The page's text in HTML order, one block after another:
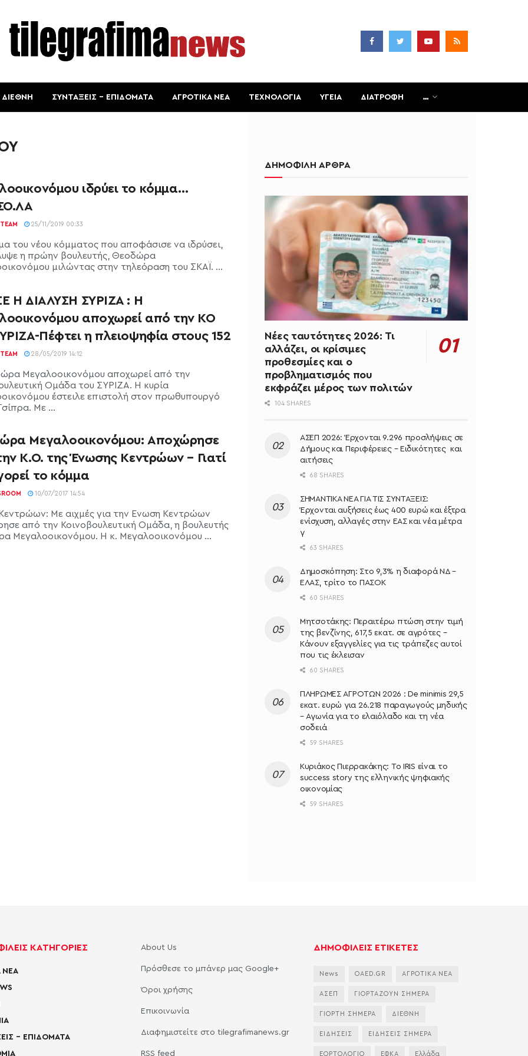
ΔΙΕΘΝΗ ΣΥΝΤΑΞΕΙΣ – ΕΠΙΔΟΜΑΤΑ ΑΓΡΟΤΙΚΑ ΝΕΑ ΤΕΧΝΟΛΟΓΙΑ ΥΓΕΙΑ ΔΙΑΤΡΟΦΗ …
ιδρύει το κόμμα…
25/11/2019 00:33
του νέου κόμματος που αποφάσισε να ιδρύσει,
η πρώην βουλευτής, Θεοδώρα
μιλώντας στην τηλεόραση του ΣΚΑΪ. ...
Η ΔΙΑΛΥΣΗ ΣΥΡΙΖΑ : Η
αποχωρεί από την ΚΟ
Πέφτει η πλειοψηφία στους 152
28/05/2019 14:12
Μεγαλοοικονόμου αποχωρεί από την
Ομάδα του ΣΥΡΙΖΑ. Η κυρία
έστειλε επιστολή στον πρωθυπουργό
Με ...
Μεγαλοοικονόμου: Αποχώρησε
Κ.Ο. της Ένωσης Κεντρώων – Γιατί
το κόμμα
10/07/2017 14:54
Με αιχμές για την Ενωση Κεντρώων
από την Κοινοβουλευτική Ομάδα, η βουλευτής
Μεγαλοοικονόμου. Η κ. Μεγαλοοικονόμου ...
ΔΗΜΟΦΙΛΗ ΑΡΘΡΑ
Νέες ταυτότητες 2026: Τι
αλλάζει, οι κρίσιμες
προθεσμίες και ο
προβληματισμός που
εκφράζει μέρος των πολιτών
104 SHARES
ΑΣΕΠ 2026: Έρχονται 9.296 προσλήψεις σε
Δήμους και Περιφέρειες – Ειδικότητες και
αιτήσεις
68 SHARES
ΣΗΜΑΝΤΙΚΑ ΝΕΑ ΓΙΑ ΤΙΣ ΣΥΝΤΑΞΕΙΣ:
Έρχονται αυξήσεις έως 400 ευρώ και έξτρα
ενίσχυση, αλλαγές στην ΕΑΣ και νέα μέτρα
γ
63 SHARES
Δημοσκόπηση: Στο 9,3% η διαφορά ΝΔ –
ΕΛΑΣ, τρίτο το ΠΑΣΟΚ
60 SHARES
Μητσοτάκης: Περαιτέρω πτώση στην τιμή
της βενζίνης, 617,5 εκατ. σε αγρότες –
Κάνουν εξαγγελίες για τις τράπεζες αυτοί
που τις έκλεισαν
60 SHARES
ΠΛΗΡΩΜΕΣ ΑΓΡΟΤΩΝ 2026 : De minimis 29,5
εκατ. ευρώ για 26.218 παραγωγούς μηδικής
– Αγωνία για το ελαιόλαδο και τη νέα
σοδειά
59 SHARES
Κυριάκος Πιερρακάκης: Το IRIS είναι το
success story της ελληνικής ψηφιακής
οικονομίας
59 SHARES
ΚΑΤΗΓΟΡΙΕΣ
ΝΕΑ
– ΕΠΙΔΟΜΑΤΑ
About Us
Πρόσθεσε το μπάνερ μας Google+
Όροι χρήσης
Επικοινωνία
Διαφημιστείτε στο tilegrafimanews.gr
RSS feed
ΔΗΜΟΦΙΛΕΙΣ ΕΤΙΚΕΤΕΣ
News OAED.GR ΑΓΡΟΤΙΚΑ ΝΕΑ
ΑΣΕΠ ΓΙΟΡΤΑΖΟΥΝ ΣΗΜΕΡΑ
ΓΙΟΡΤΗ ΣΗΜΕΡΑ ΔΙΕΘΝΗ
ΕΙΔΗΣΕΙΣ ΕΙΔΗΣΕΙΣ ΣΗΜΕΡΑ
ΕΟΡΤΟΛΟΓΙΟ ΕΦΚΑ Ελλάδα